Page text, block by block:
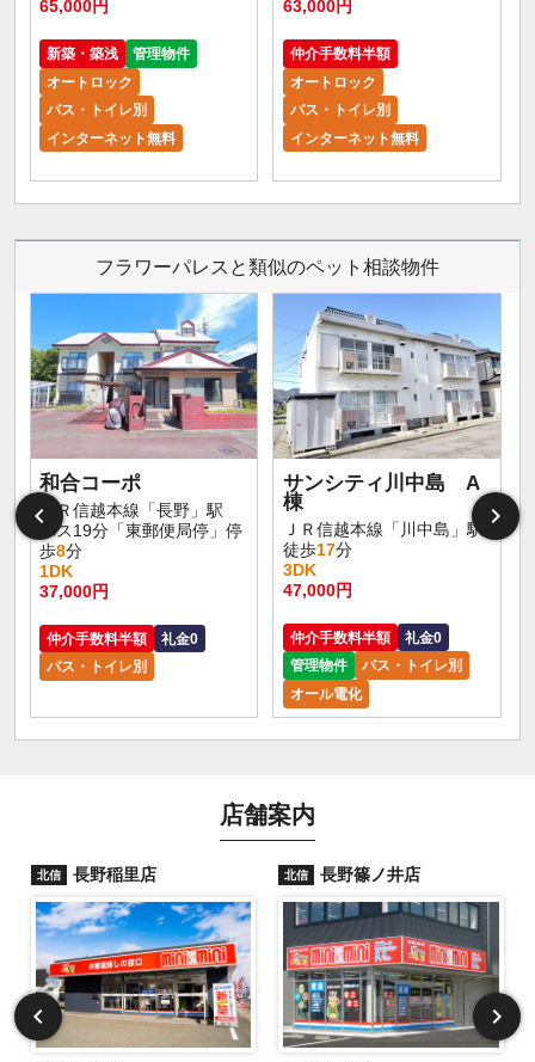
65,000円
新築・築浅
管理物件
オートロック
バス・トイレ別
インターネット無料
63,000円
仲介手数料半額
オートロック
バス・トイレ別
インターネット無料
フラワーパレスと類似のペット相談物件
和合コーポ
ＪＲ信越本線「長野」駅
バス19分「東郵便局停」停
歩8分
1DK
37,000円
仲介手数料半額
礼金0
バス・トイレ別
サンシティ川中島 A
棟
ＪＲ信越本線「川中島」駅
徒歩17分
3DK
47,000円
仲介手数料半額
礼金0
管理物件
バス・トイレ別
オール電化
店舗案内
北信 長野稲里店 北信 長野篠ノ井店